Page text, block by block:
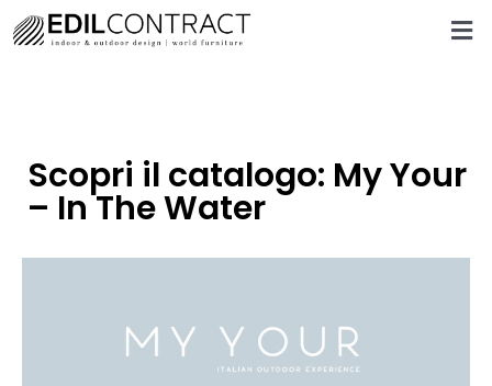
Scopri il catalogo: My Your
– In The Water